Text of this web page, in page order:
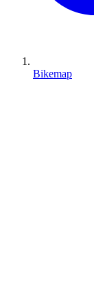
Bikemap